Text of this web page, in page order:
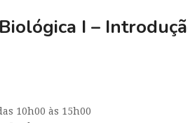
I –
10h00 às 15h00